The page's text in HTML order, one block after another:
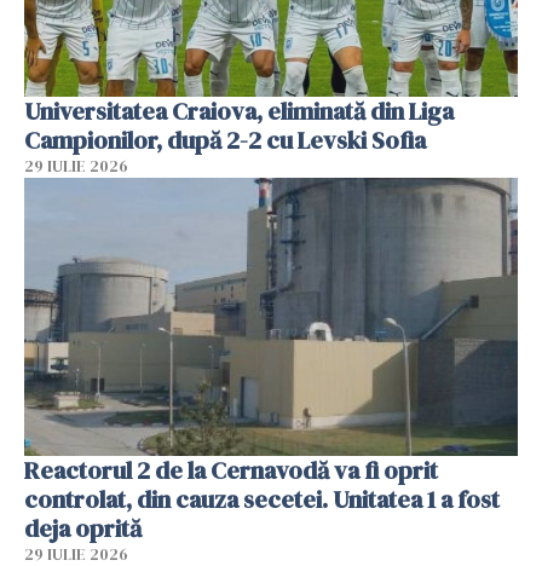
Universitatea Craiova, eliminată din Liga
Campionilor, după 2-2 cu Levski Sofia
29 IULIE 2026
Reactorul 2 de la Cernavodă va fi oprit
controlat, din cauza secetei. Unitatea 1 a fost
deja oprită
29 IULIE 2026